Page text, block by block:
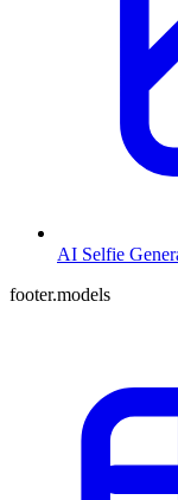
AI Selfie
footer.models